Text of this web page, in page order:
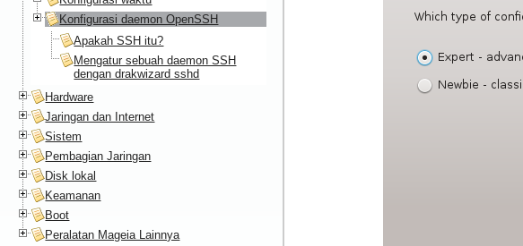
Konfigurasi daemon OpenSSH
Apakah SSH itu?
Mengatur sebuah daemon SSH
dengan drakwizard sshd
Hardware
Jaringan dan Internet
Sistem
Pembagian Jaringan
Disk lokal
Keamanan
Boot
Peralatan Mageia Lainnya